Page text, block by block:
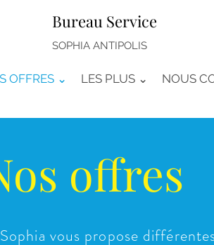
Bureau Service
SOPHIA ANTIPOLIS
OFFRES ⌄ LES PLUS ⌄ NOUS
offres
vous propose